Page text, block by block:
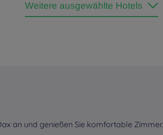
Weitere ausgewählte Hotels
an und genießen Sie komfortable Zimmer.